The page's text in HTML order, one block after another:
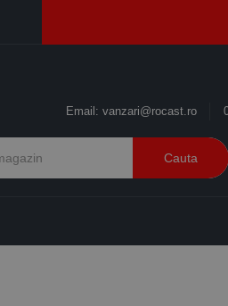
Email: vanzari@rocast.ro
Cauta